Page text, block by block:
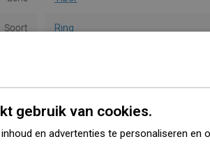
Soort Ring
Metaal
Vorm Rond
gebruik van cookies.
en advertenties te personaliseren en